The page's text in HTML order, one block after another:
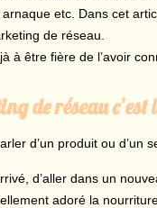
etc. Dans cet
de réseau.
à être fière de l’avoir
de réseau
d’un produit ou d’un
d’aller dans un
adoré la